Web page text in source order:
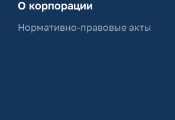
О корпорации
Нормативно-правовые акты